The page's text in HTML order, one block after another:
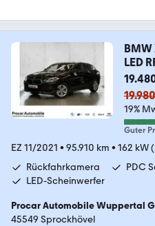
BMW
LED
19%
Guter
EZ 11/2021 • 95.910 km • 162 kW
Rückfahrkamera
PDC
LED-Scheinwerfer
Procar Automobile Wuppertal
45549 Sprockhövel